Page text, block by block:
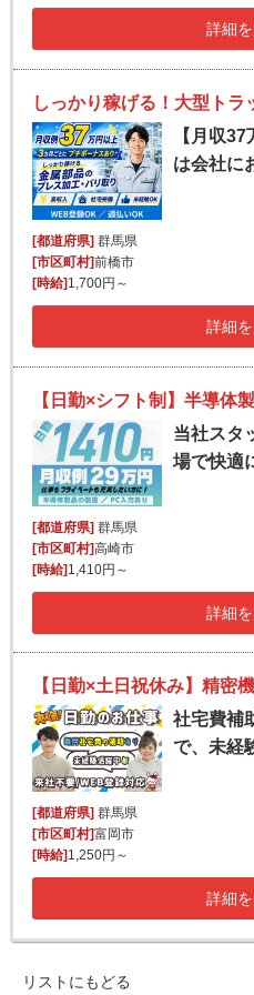
詳細
【月収
は会社に
[都道府県]群馬県
[市区町村]前橋市
[時給]1,700円～
詳細
当社スタ
場で快適
[都道府県]群馬県
[市区町村]高崎市
[時給]1,410円～
詳細
【日勤×土日祝休み】精密
社宅費補
で、未経
[都道府県] 群馬県
[市区町村]富岡市
[時給] 1,250円～
詳細
リストにもどる